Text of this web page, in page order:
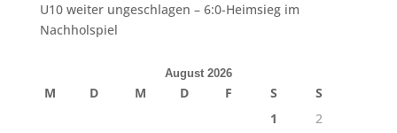
U10 weiter ungeschlagen – 6:0-Heimsieg im
Nachholspiel
August 2026
M D M D F S
S
1
2